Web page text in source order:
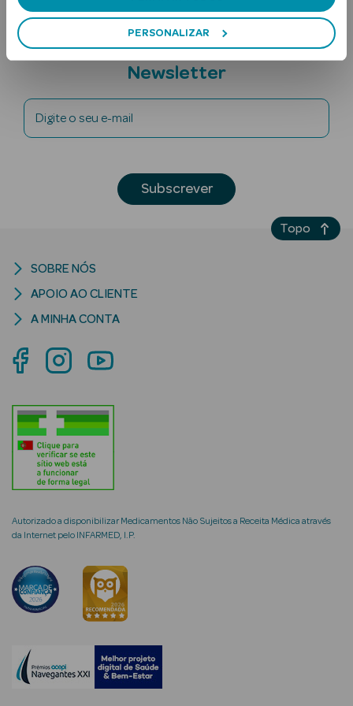
PERSONALIZAR
Lábios
Solares Bebé e
Criança
Rosto e
Cosmética
Rosto
Hidratantes
Séruns Faciais
Anti-
Subscreva a
Newsletter
Digite o seu e-mail
Subscrever
Autorizado a disponibilizar Medicamentos Não Sujeitos a Receita Médica através
da Internet pelo INFARMED, I.P.
SOBRE NÓS
APOIO AO CLIENTE
A MINHA CONTA
Topo